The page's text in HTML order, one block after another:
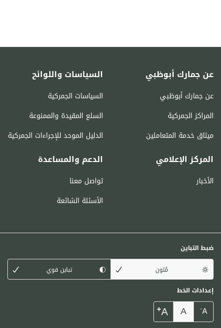
عن جمارك أبوظبي
عن جمارك أبوظبي
المراكز الجمركية
ميثاق خدمة المتعاملين
السياسات واللوائح
السياسات الجمركية
السلع المقيدة والممنوعة
الدليل الموحد للإجراءات الجمركية
المركز الإعلامي
الأخبار
الدعم والمساعدة
تواصل معنا
الأسئلة الشائعة
ضبط التباين
مُلون
تباين قوي
إعدادات الخط
A
-
A
A
+